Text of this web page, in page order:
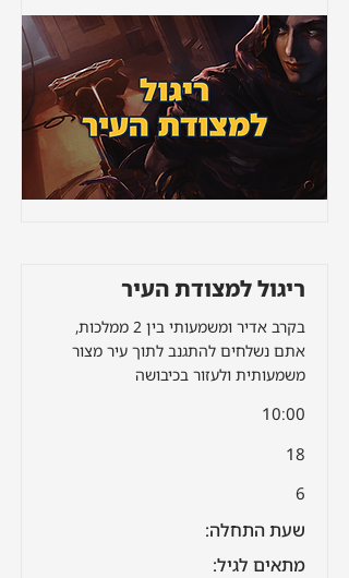
ריגול למצודת העיר
בקרב אדיר ומשמעותי בין 2 ממלכות,
אתם נשלחים להתגנב לתוך עיר מצור
משמעותית ולעזור בכיבושה
10:00
18
6
שעת התחלה:
מתאים לגיל: